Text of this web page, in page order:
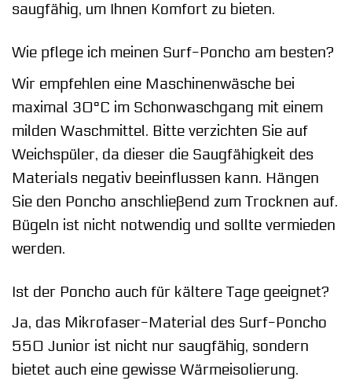
saugfähig, um Ihnen Komfort zu bieten.
Wie pflege ich meinen Surf-Poncho am besten?
Wir empfehlen eine Maschinenwäsche bei
maximal 30°C im Schonwaschgang mit einem
milden Waschmittel. Bitte verzichten Sie auf
Weichspüler, da dieser die Saugfähigkeit des
Materials negativ beeinflussen kann. Hängen
Sie den Poncho anschließend zum Trocknen auf.
Bügeln ist nicht notwendig und sollte vermieden
werden.
Ist der Poncho auch für kältere Tage geeignet?
Ja, das Mikrofaser-Material des Surf-Poncho
550 Junior ist nicht nur saugfähig, sondern
bietet auch eine gewisse Wärmeisolierung.